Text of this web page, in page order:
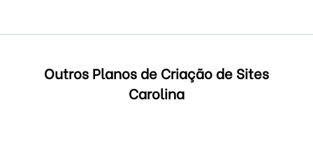
Outros Planos de Criação de Sites
Carolina